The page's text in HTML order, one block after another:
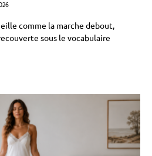
comme la marche debout,
sous le vocabulaire